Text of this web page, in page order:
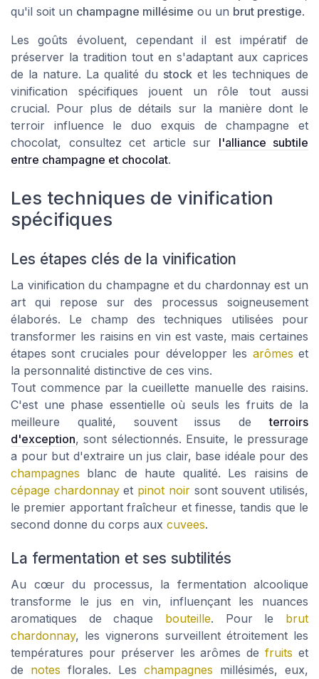
qu'il soit un champagne millésime ou un brut prestige.
Les goûts évoluent, cependant il est impératif de
préserver la tradition tout en s'adaptant aux caprices
de la nature. La qualité du stocket les techniques de
vinification spécifiques jouent un rôle tout aussi
crucial. Pour plus de détails sur la manière dont le
terroir influence le duo exquis de champagne et
chocolat, consultez cet article sur l'alliance subtile
entre champagne et chocolat.
Les techniques de vinification
spécifiques
Les étapes clés de la vinification
La vinification du champagne et du chardonnay est un
art qui repose sur des processus soigneusement
élaborés. Le champ des techniques utilisées pour
transformer les raisins en vin est vaste, mais certaines
étapes sont cruciales pour développer les arômes et
la personnalité distinctive de ces vins.
Tout commence par la cueillette manuelle des raisins.
C'est une phase essentielle où seuls les fruits de la
meilleure qualité, souvent issus deterroirs
d'exception, sont sélectionnés. Ensuite, le pressurage
a pour but d'extraire un jus clair, base idéale pour des
champagnes blanc de haute qualité. Les raisins de
cépage chardonnayet pinot noirsont souvent utilisés,
le premier apportant fraîcheur et finesse, tandis que le
second donne du corps aux cuvees.
La fermentation et ses subtilités
Au cœur du processus, la fermentation alcoolique
transforme le jus en vin, influençant les nuances
aromatiques de chaque bouteille. Pour le brut
chardonnay, les vignerons surveillent étroitement les
températures pour préserver les arômes defruits et
de notes florales. Les champagnes millésimés, eux,